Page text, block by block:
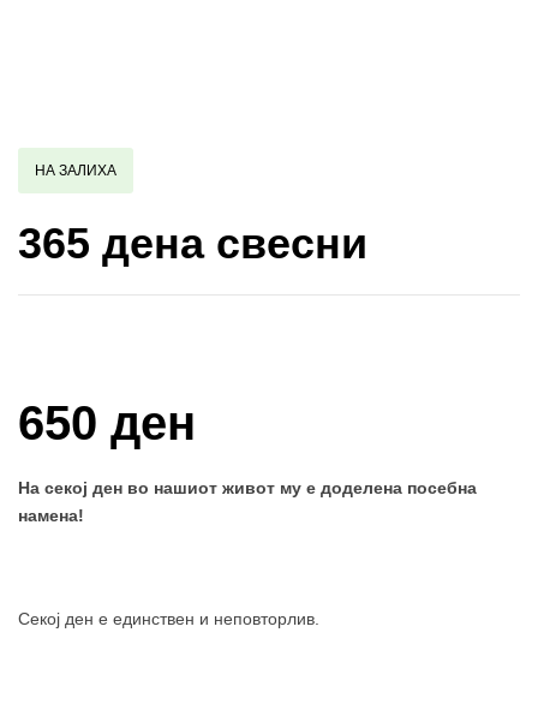
НА ЗАЛИХА
365 дена свесни
650 ден
На секој ден во нашиот живот му е доделена посебна
намена!
Секој ден е единствен и неповторлив.